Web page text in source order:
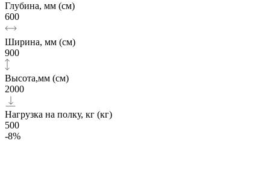
Глубина, мм (см)
600
Ширина, мм (см)
900
Высота,мм (см)
2000
Нагрузка на полку, кг (кг)
500
-8%